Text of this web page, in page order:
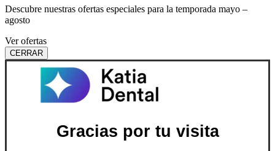
Descubre nuestras ofertas especiales para la temporada mayo –
agosto
Ver ofertas
CERRAR
Gracias por tu visita